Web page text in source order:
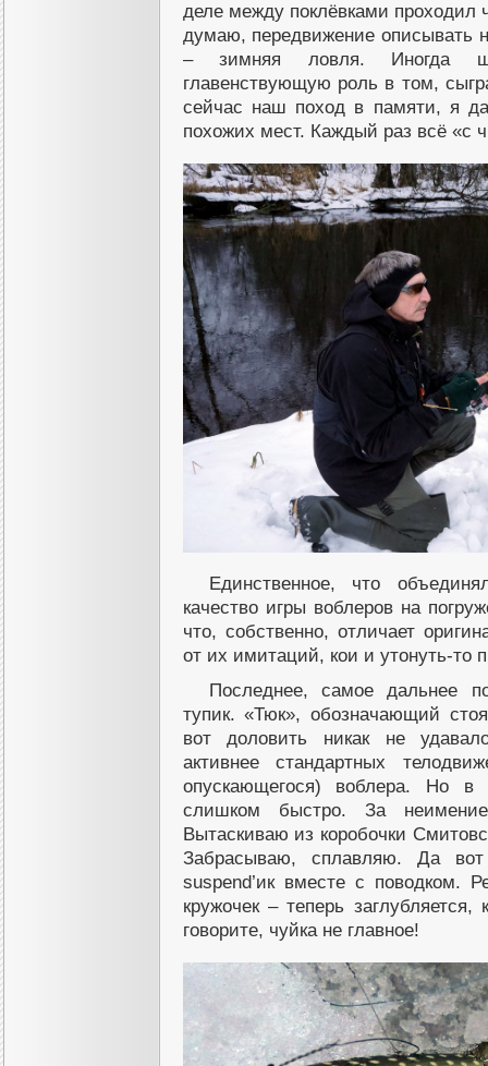
деле между поклёвками проходил
думаю, передвижение описывать
– зимняя ловля. Иногда
главенствующую роль в том,
сейчас наш поход в памяти, я
похожих мест. Каждый раз всё «с
Единственное, что
качество игры воблеров на
что, собственно, отличает
от их имитаций, кои и утонуть-то
Последнее, самое дальнее
тупик. «Тюк», обозначающий
вот доловить никак не
активнее стандартных
опускающегося) воблера. Но
слишком быстро. За
Вытаскиваю из коробочки
Забрасываю, сплавляю. Да
suspend’ик вместе с поводком.
кружочек – теперь
говорите, чуйка не главное!